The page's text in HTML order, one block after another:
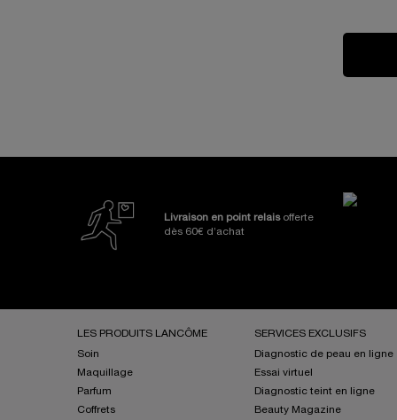
Nos Engagements et
Livraison en point relais offerte
dès 60€ d’achat
LES PRODUITS LANCÔME
Soin
Maquillage
Parfum
Coffrets
SERVICES EXCLUSIFS
Diagnostic de peau en ligne
Essai virtuel
Diagnostic teint en ligne ​
Beauty Magazine